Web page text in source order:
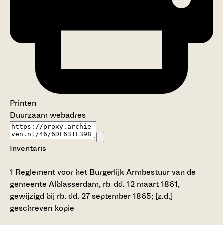
Printen
Duurzaam webadres
Inventaris
1 Reglement voor het Burgerlijk Armbestuur van de
gemeente Alblasserdam, rb. dd. 12 maart 1861,
gewijzigd bij rb. dd. 27 september 1865; [z.d.]
geschreven kopie